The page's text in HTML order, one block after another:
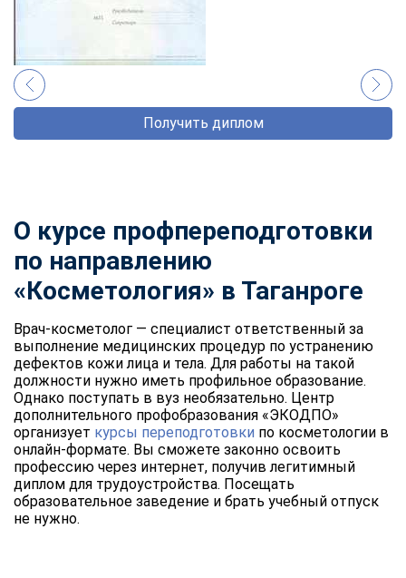
Получить диплом
О курсе профпереподготовки
по направлению
«Косметология» в Таганроге
Врач-косметолог — специалист ответственный за
выполнение медицинских процедур по устранению
дефектов кожи лица и тела. Для работы на такой
должности нужно иметь профильное образование.
Однако поступать в вуз необязательно. Центр
дополнительного профобразования «ЭКОДПО»
организует курсы переподготовки по косметологии в
онлайн-формате. Вы сможете законно освоить
профессию через интернет, получив легитимный
диплом для трудоустройства. Посещать
образовательное заведение и брать учебный отпуск
не нужно.